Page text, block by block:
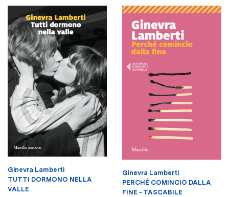
Ginevra Lamberti
TUTTI DORMONO NELLA
VALLE
Ginevra Lamberti
PERCHÉ COMINCIO DALLA
FINE - TASCABILE